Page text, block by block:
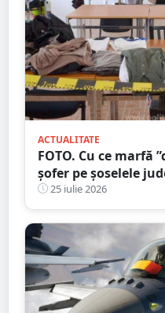
ACTUALITATE
FOTO. Cu ce marfă
șofer pe șoselele
25 iulie 2026